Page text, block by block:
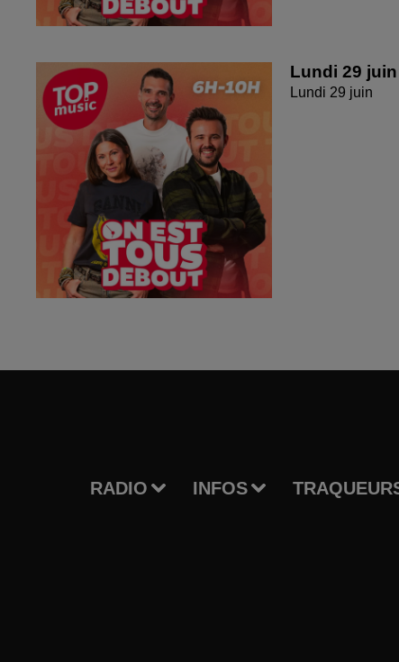
Lundi 29 juin
Lundi 29 juin
RADIO INFOS